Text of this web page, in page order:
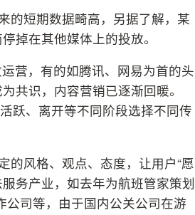
的短期数据畸高，另据了解，某
掉在其他媒体上的投放。
营，有的如腾讯、网易为首的头
共识，内容营销已逐渐回暖。
跃、离开等不同阶段选择不同传
的风格、观点、态度，让用户“愿
务产业，如去年为航班管家策划
公司等，由于国内公关公司在游